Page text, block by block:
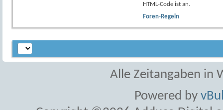
HTML-Code istan
Foren-Regeln
Alle Zeitangaben in
Powered by